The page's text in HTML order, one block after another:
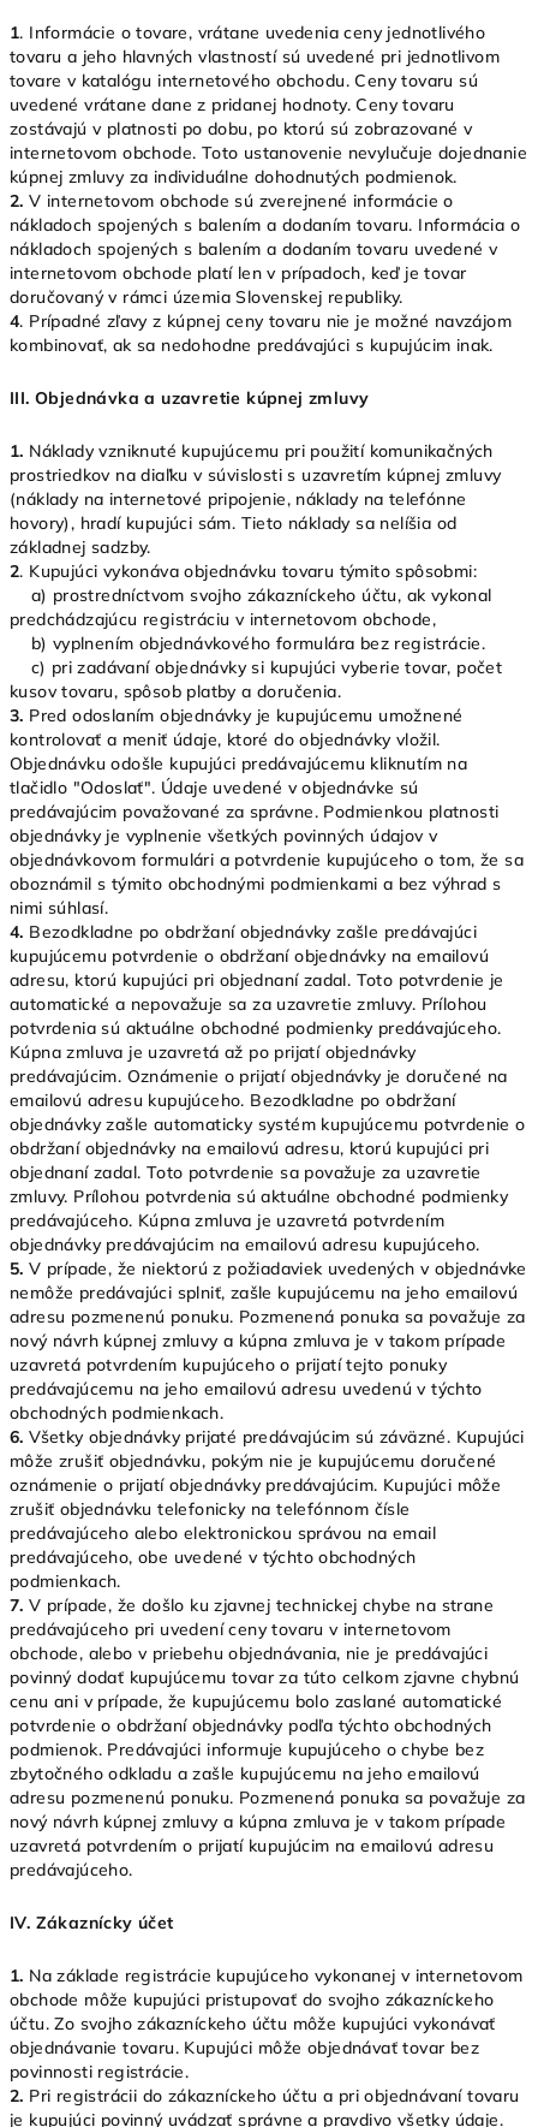
1. Informácie o tovare, vrátane uvedenia ceny jednotlivého
tovaru a jeho hlavných vlastností sú uvedené pri jednotlivom
tovare v katalógu internetového obchodu. Ceny tovaru sú
uvedené vrátane dane z pridanej hodnoty. Ceny tovaru
zostávajú v platnosti po dobu, po ktorú sú zobrazované v
internetovom obchode. Toto ustanovenie nevylučuje dojednanie
kúpnej zmluvy za individuálne dohodnutých podmienok.
2. V internetovom obchode sú zverejnené informácie o
nákladoch spojených s balením a dodaním tovaru. Informácia o
nákladoch spojených s balením a dodaním tovaru uvedené v
internetovom obchode platí len v prípadoch, keď je tovar
doručovaný v rámci územia Slovenskej republiky.
4. Prípadné zľavy z kúpnej ceny tovaru nie je možné navzájom
kombinovať, ak sa nedohodne predávajúci s kupujúcim inak.
III. Objednávka a uzavretie kúpnej zmluvy
1. Náklady vzniknuté kupujúcemu pri použití komunikačných
prostriedkov na diaľku v súvislosti s uzavretím kúpnej zmluvy
(náklady na internetové pripojenie, náklady na telefónne
hovory), hradí kupujúci sám. Tieto náklady sa nelíšia od
základnej sadzby.
2. Kupujúci vykonáva objednávku tovaru týmito spôsobmi:
a) prostredníctvom svojho zákazníckeho účtu, ak vykonal
predchádzajúcu registráciu v internetovom obchode,
b) vyplnením objednávkového formulára bez registrácie.
c) pri zadávaní objednávky si kupujúci vyberie tovar, počet
kusov tovaru, spôsob platby a doručenia.
3. Pred odoslaním objednávky je kupujúcemu umožnené
kontrolovať a meniť údaje, ktoré do objednávky vložil.
Objednávku odošle kupujúci predávajúcemu kliknutím na
tlačidlo "Odoslať". Údaje uvedené v objednávke sú
predávajúcim považované za správne. Podmienkou platnosti
objednávky je vyplnenie všetkých povinných údajov v
objednávkovom formulári a potvrdenie kupujúceho o tom, že sa
oboznámil s týmito obchodnými podmienkami a bez výhrad s
nimi súhlasí.
4. Bezodkladne po obdržaní objednávky zašle predávajúci
kupujúcemu potvrdenie o obdržaní objednávky na emailovú
adresu, ktorú kupujúci pri objednaní zadal. Toto potvrdenie je
automatické a nepovažuje sa za uzavretie zmluvy. Prílohou
potvrdenia sú aktuálne obchodné podmienky predávajúceho.
Kúpna zmluva je uzavretá až po prijatí objednávky
predávajúcim. Oznámenie o prijatí objednávky je doručené na
emailovú adresu kupujúceho. Bezodkladne po obdržaní
objednávky zašle automaticky systém kupujúcemu potvrdenie o
obdržaní objednávky na emailovú adresu, ktorú kupujúci pri
objednaní zadal. Toto potvrdenie sa považuje za uzavretie
zmluvy. Prílohou potvrdenia sú aktuálne obchodné podmienky
predávajúceho. Kúpna zmluva je uzavretá potvrdením
objednávky predávajúcim na emailovú adresu kupujúceho.
5. V prípade, že niektorú z požiadaviek uvedených v objednávke
nemôže predávajúci splniť, zašle kupujúcemu na jeho emailovú
adresu pozmenenú ponuku. Pozmenená ponuka sa považuje za
nový návrh kúpnej zmluvy a kúpna zmluva je v takom prípade
uzavretá potvrdením kupujúceho o prijatí tejto ponuky
predávajúcemu na jeho emailovú adresu uvedenú v týchto
obchodných podmienkach.
6. Všetky objednávky prijaté predávajúcim sú záväzné. Kupujúci
môže zrušiť objednávku, pokým nie je kupujúcemu doručené
oznámenie o prijatí objednávky predávajúcim. Kupujúci môže
zrušiť objednávku telefonicky na telefónnom čísle
predávajúceho alebo elektronickou správou na email
predávajúceho, obe uvedené v týchto obchodných
podmienkach.
7. V prípade, že došlo ku zjavnej technickej chybe na strane
predávajúceho pri uvedení ceny tovaru v internetovom
obchode, alebo v priebehu objednávania, nie je predávajúci
povinný dodať kupujúcemu tovar za túto celkom zjavne chybnú
cenu ani v prípade, že kupujúcemu bolo zaslané automatické
potvrdenie o obdržaní objednávky podľa týchto obchodných
podmienok. Predávajúci informuje kupujúceho o chybe bez
zbytočného odkladu a zašle kupujúcemu na jeho emailovú
adresu pozmenenú ponuku. Pozmenená ponuka sa považuje za
nový návrh kúpnej zmluvy a kúpna zmluva je v takom prípade
uzavretá potvrdením o prijatí kupujúcim na emailovú adresu
predávajúceho.
IV. Zákaznícky účet
1. Na základe registrácie kupujúceho vykonanej v internetovom
obchode môže kupujúci pristupovať do svojho zákazníckeho
účtu. Zo svojho zákazníckeho účtu môže kupujúci vykonávať
objednávanie tovaru. Kupujúci môže objednávať tovar bez
povinnosti registrácie.
2. Pri registrácii do zákazníckeho účtu a pri objednávaní tovaru
je kupujúci povinný uvádzať správne a pravdivo všetky údaje.